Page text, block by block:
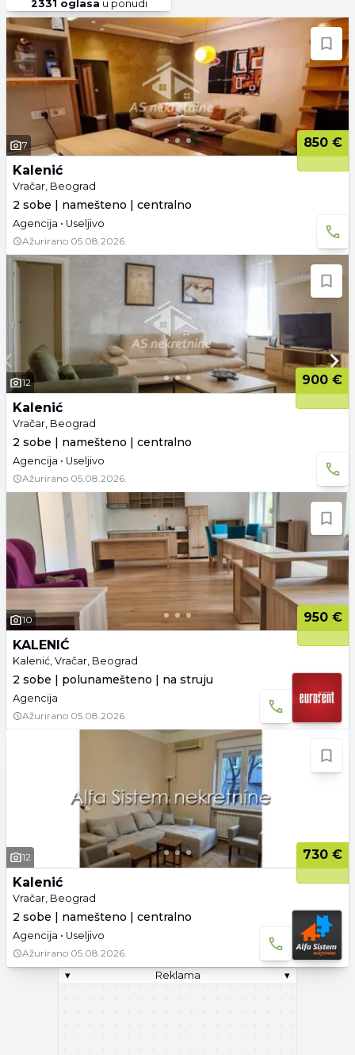
2331 oglasa u ponudi
7
850 €
Kalenić
Vračar, Beograd
2 sobe | namešteno | centralno
Agencija • Useljivo
Ažurirano 05.08.2026.
12
900 €
Kalenić
Vračar, Beograd
2 sobe | namešteno | centralno
Agencija • Useljivo
Ažurirano 05.08.2026.
10
950 €
KALENIĆ
Kalenić, Vračar, Beograd
2 sobe | polunamešteno | na struju
Agencija
Ažurirano 05.08.2026.
12
730 €
Kalenić
Vračar, Beograd
2 sobe | namešteno | centralno
Agencija • Useljivo
Ažurirano 05.08.2026.
▾
Reklama ▾